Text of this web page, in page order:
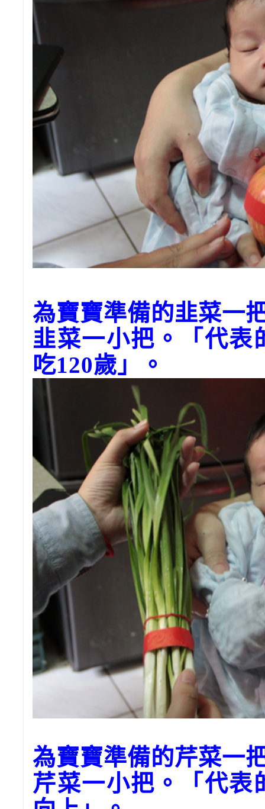
為寶寶準備的韭菜一
韭菜一小把。「代表
吃120歲」。
為寶寶準備的芹菜一
芹菜一小把。「代表